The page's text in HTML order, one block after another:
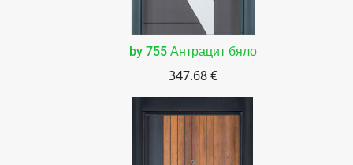
by 755 Антрацит бяло
347.68 €